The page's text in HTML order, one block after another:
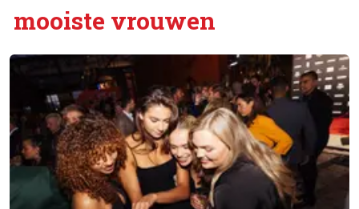
mooiste vrouwen